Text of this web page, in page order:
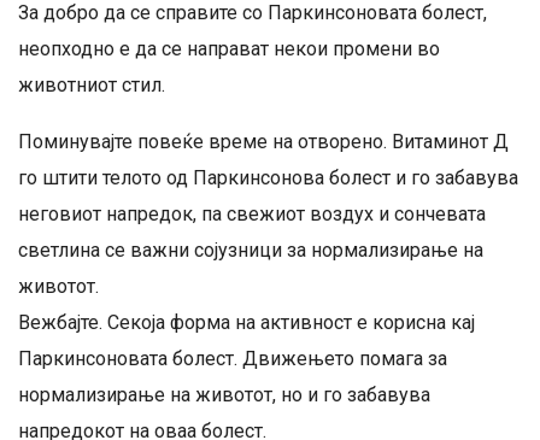
За добро да се справите со Паркинсоновата болест,
неопходно е да се направат некои промени во
животниот стил.
Поминувајте повеќе време на отворено. Витаминот Д
го штити телото од Паркинсонова болест и го забавува
неговиот напредок, па свежиот воздух и сончевата
светлина се важни сојузници за нормализирање на
животот.
Вежбајте. Секоја форма на активност е корисна кај
Паркинсоновата болест. Движењето помага за
нормализирање на животот, но и го забавува
напредокот на оваа болест.